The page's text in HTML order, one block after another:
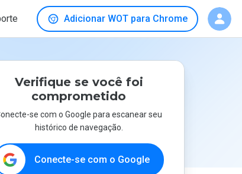
Adicionar WOT para Chrome
Verifique se você foi
comprometido
se com o Google para escanear seu
histórico de navegação.
Conecte-se com o Google